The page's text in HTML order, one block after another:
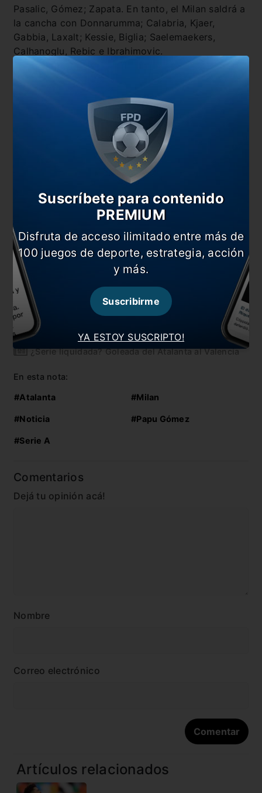
Pasalic, Gómez; Zapata. En tanto, el Milan saldrá a
la cancha con Donnarumma; Calabria, Kjaer,
Gabbia, Laxalt; Kessie, Biglia; Saelemaekers,
Calhanoglu, Rebic e Ibrahimovic.
También te puede interesar
¿Juventus pierde el título?
Cristiano Ronaldo: “Es hermoso, como Ken, el de
Barbie”.
La Superliga en el Top10 de las ligas más violentas
¿Serie liquidada? Goleada del Atalanta al Valencia
En esta nota:
#Atalanta #Milan
#Noticia #Papu Gómez
#Serie A
Comentarios
Dejá tu opinión acá!
Nombre
Correo electrónico
Artículos relacionados
YA ESTOY SUSCRIPTO!
Suscríbete para contenido
PREMIUM
Disfruta de acceso ilimitado entre más de
100 juegos de deporte, estrategia, acción
y más.
Suscribirme